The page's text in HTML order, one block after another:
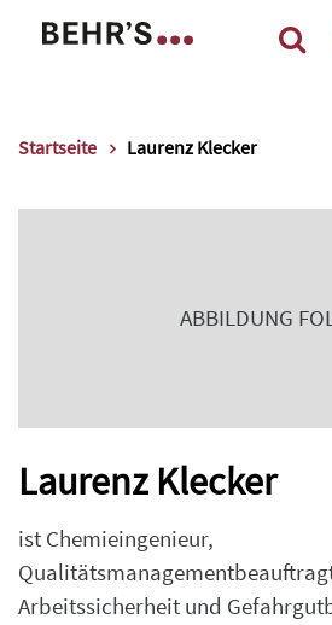
Startseite Laurenz Klecker
ABBILDUNG
Laurenz Klecker
ist Chemieingenieur,
Arbeitssicherheit und